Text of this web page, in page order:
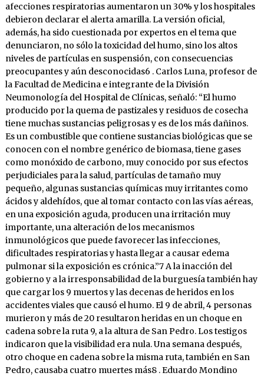
afecciones respiratorias aumentaron un 30% y los hospitales
debieron declarar el alerta amarilla. La versión oficial,
además, ha sido cuestionada por expertos en el tema que
denunciaron, no sólo la toxicidad del humo, sino los altos
niveles de partículas en suspensión, con consecuencias
preocupantes y aún desconocidas6 . Carlos Luna, profesor de
la Facultad de Medicina e integrante de la División
Neumonología del Hospital de Clínicas, señaló: “El humo
producido por la quema de pastizales y residuos de cosecha
tiene muchas sustancias peligrosas y es de los más dañinos.
Es un combustible que contiene sustancias biológicas que se
conocen con el nombre genérico de biomasa, tiene gases
como monóxido de carbono, muy conocido por sus efectos
perjudiciales para la salud, partículas de tamaño muy
pequeño, algunas sustancias químicas muy irritantes como
ácidos y aldehídos, que al tomar contacto con las vías aéreas,
en una exposición aguda, producen una irritación muy
importante, una alteración de los mecanismos
inmunológicos que puede favorecer las infecciones,
dificultades respiratorias y hasta llegar a causar edema
pulmonar si la exposición es crónica.”7 A la inacción del
gobierno y a la irresponsabilidad de la burguesía también hay
que cargar los 9 muertos y las decenas de heridos en los
accidentes viales que causó el humo. El 9 de abril, 4 personas
murieron y más de 20 resultaron heridas en un choque en
cadena sobre la ruta 9, a la altura de San Pedro. Los testigos
indicaron que la visibilidad era nula. Una semana después,
otro choque en cadena sobre la misma ruta, también en San
Pedro, causaba cuatro muertes más8 . Eduardo Mondino